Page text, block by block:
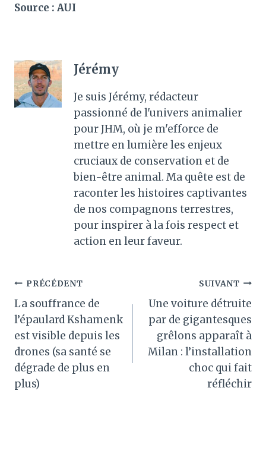
Source : AUI
Jérémy
Je suis Jérémy, rédacteur
passionné de l'univers animalier
pour JHM, où je m'efforce de
mettre en lumière les enjeux
cruciaux de conservation et de
bien-être animal. Ma quête est de
raconter les histoires captivantes
de nos compagnons terrestres,
pour inspirer à la fois respect et
action en leur faveur.
Navigation
de
l’article
PRÉCÉDENT
La souffrance de
l’épaulard Kshamenk
est visible depuis les
drones (sa santé se
dégrade de plus en
plus)
SUIVANT
Une voiture détruite
par de gigantesques
grêlons apparaît à
Milan : l’installation
choc qui fait
réfléchir